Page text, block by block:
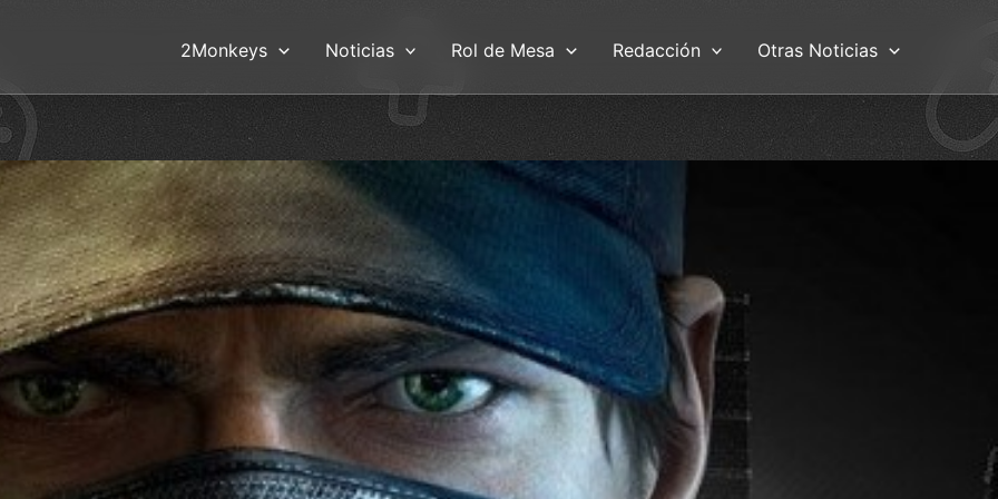
2Monkeys Noticias Rol de Mesa Redacción Otras Noticias